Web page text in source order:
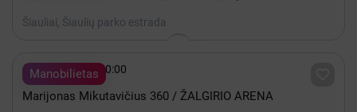
Šiauliai, Šiaulių parko estrada
Manobilietas
 Gruodis 19 - 20:00
Marijonas Mikutavičius 360 / ŽALGIRIO ARENA